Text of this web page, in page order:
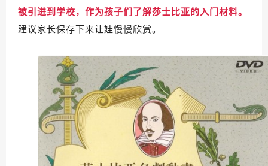
被引进到学校，作为孩子们了解莎士比亚的入门材料。
建议家长保存下来让娃慢慢欣赏。